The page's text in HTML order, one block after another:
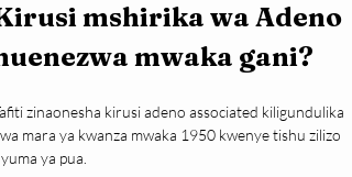
mshirika wa Adeno
mwaka gani?
zinaonesha kirusi adeno associated kiligundulika
mara ya kwanza mwaka 1950 kwenye tishu zilizo
ya pua.